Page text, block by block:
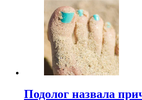
Подолог назвала